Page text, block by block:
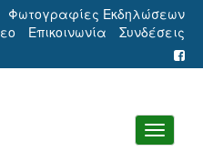
Φωτογραφίες Εκδηλώσεων
Επικοινωνία Συνδέσεις